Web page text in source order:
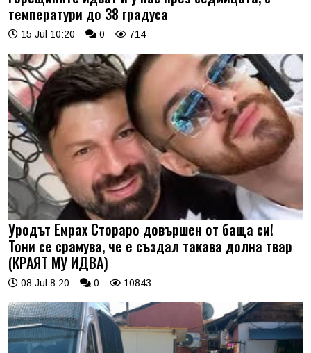
температури до 38 градуса
15 Jul 10:20 0 714
Уродът Емрах Стораро довършен от баща си!
Тони се срамува, че е създал такава долна твар
(КРАЯТ МУ ИДВА)
08 Jul 8:20 0 10843